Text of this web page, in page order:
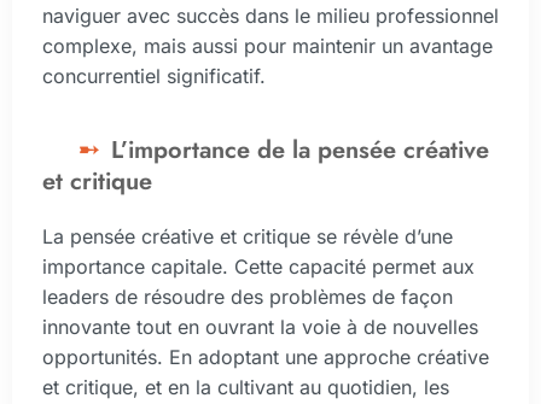
naviguer avec succès dans le milieu professionnel
complexe, mais aussi pour maintenir un avantage
concurrentiel significatif.
L’importance de la pensée créative
et critique
La pensée créative et critique se révèle d’une
importance capitale. Cette capacité permet aux
leaders de résoudre des problèmes de façon
innovante tout en ouvrant la voie à de nouvelles
opportunités. En adoptant une approche créative
et critique, et en la cultivant au quotidien, les